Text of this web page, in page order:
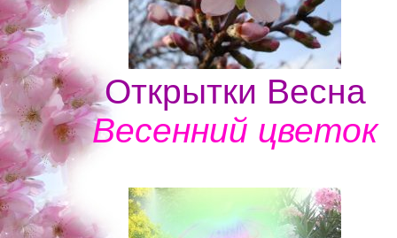
Открытки Весна
Весенний цветок